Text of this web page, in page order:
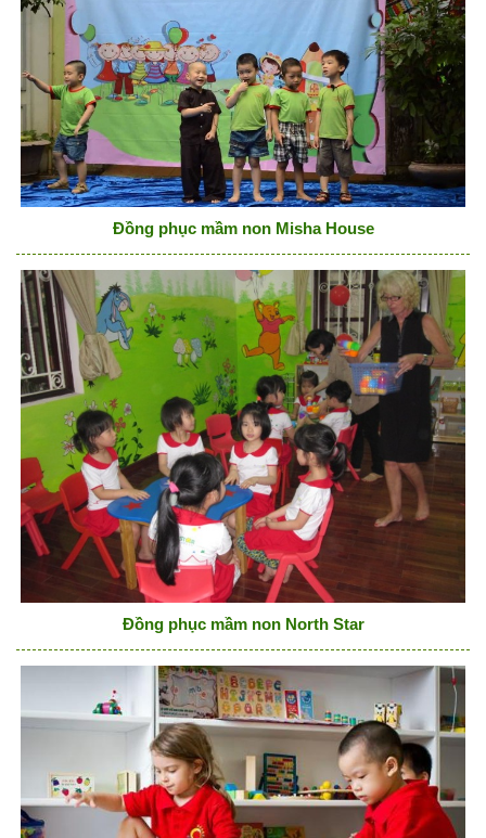
Đồng phục mầm non Misha House
Đồng phục mầm non North Star